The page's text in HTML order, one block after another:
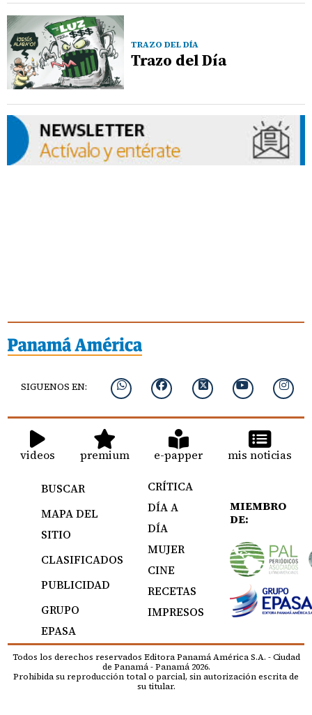
TRAZO DEL DÍA
Trazo del Día
SIGUENOS EN:
videos premium e-papper mis noticias
BUSCAR
MAPA DEL
SITIO
CLASIFICADOS
PUBLICIDAD
GRUPO
EPASA
CRÍTICA
DÍA A
DÍA
MUJER
CINE
RECETAS
IMPRESOS
MIEMBRO
DE:
Todos los derechos reservados Editora Panamá América S.A. - Ciudad
de Panamá - Panamá 2026.
Prohibida su reproducción total o parcial, sin autorización escrita de
su titular.